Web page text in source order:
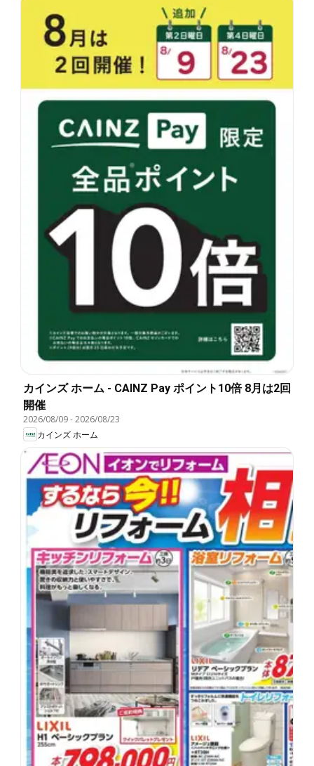
カインズ ホーム - CAINZ Pay ポイント10倍 8月は2回
開催
2026/08/09-2026/08/23
カインズ ホーム